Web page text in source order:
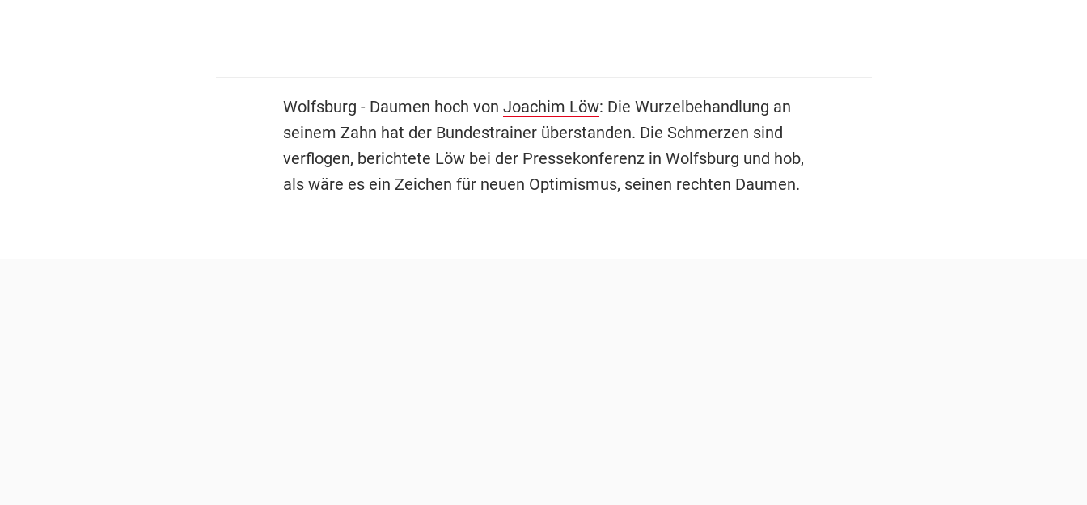
Wolfsburg - Daumen hoch von Joachim Löw: Die Wurzelbehandlung an
seinem Zahn hat der Bundestrainer überstanden. Die Schmerzen sind
verflogen, berichtete Löw bei der Pressekonferenz in Wolfsburg und hob,
als wäre es ein Zeichen für neuen Optimismus, seinen rechten Daumen.